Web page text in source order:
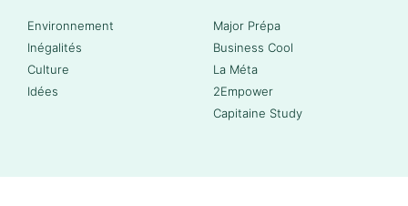
Environnement
Inégalités
Culture
Idées
Major Prépa
Business Cool
La Méta
2Empower
Capitaine Study